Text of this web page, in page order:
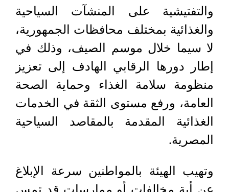
والتفتيشية على المنشآت السياحية
والغذائية بمختلف محافظات الجمهورية،
لا سيما خلال موسم الصيف، وذلك في
إطار دورها الرقابي الهادف إلى تعزيز
منظومة سلامة الغذاء وحماية الصحة
العامة، ورفع مستوى الثقة في الخدمات
الغذائية المقدمة بالمقاصد السياحية
المصرية.
وتهيب الهيئة بالمواطنين سرعة الإبلاغ